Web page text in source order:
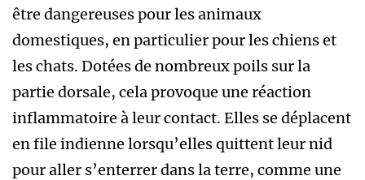
être dangereuses pour les animaux
domestiques, en particulier pour les chiens et
les chats. Dotées de nombreux poils sur la
partie dorsale, cela provoque une réaction
inflammatoire à leur contact. Elles se déplacent
en file indienne lorsqu’elles quittent leur nid
pour aller s’enterrer dans la terre, comme une